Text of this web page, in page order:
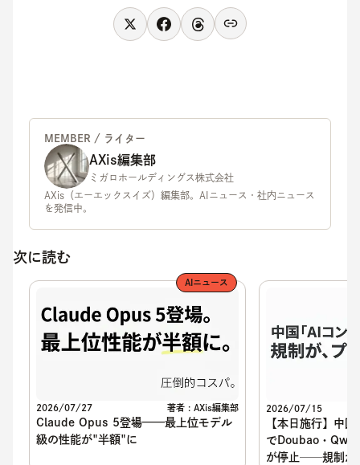
MEMBER / ライター
AXis編集部
ミガロホールディングス株式会社
AXis（エーエックスイズ）編集部。AIニュース・社内ニュース
を発信中。
次に読む
2026/07/27 著者 : AXis編集部
Claude Opus 5登場——最上位モデル
級の性能が"半額"に
AIニュース
2026/07/15
【本日施行】中
でDoubao・
が停止──規制が